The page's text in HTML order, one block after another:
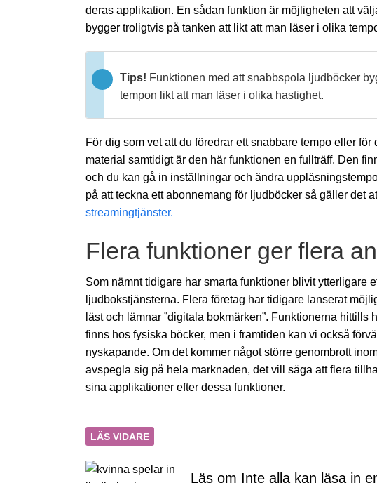
deras applikation. En sådan funktion är möjligheten att
bygger troligtvis på tanken att likt att man läser i olika
Tips! Funktionen med att snabbspola ljudböcker
tempon likt att man läser i olika hastighet.
För dig som vet att du föredrar ett snabbare tempo eller
material samtidigt är den här funktionen en fullträff. Den
och du kan gå in inställningar och ändra
på att teckna ett abonnemang för ljudböcker så gäller det
streamingtjänster.
Flera funktioner ger flera
Som nämnt tidigare har smarta funktioner blivit ytterligare
ljudbokstjänsterna. Flera företag har tidigare lanserat
läst och lämnar ”digitala bokmärken”. Funktionerna
finns hos fysiska böcker, men i framtiden kan vi också
nyskapande. Om det kommer något större genombrott
avspegla sig på hela marknaden, det vill säga att flera
sina applikationer efter dessa funktioner.
LÄS VIDARE
Läs om Inte alla kan läsa in